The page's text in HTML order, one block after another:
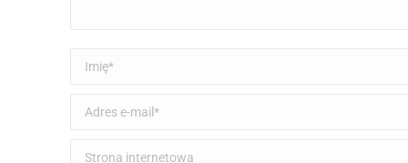
Imię *
Adres e-mail *
Strona internetowa